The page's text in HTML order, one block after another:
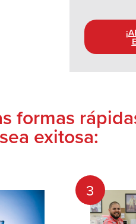
formas
exitosa:
3